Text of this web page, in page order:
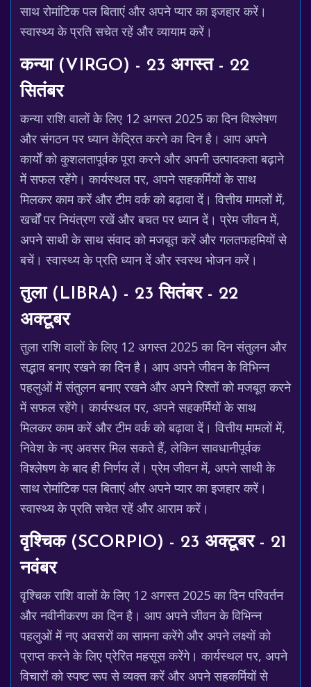
साथ रोमांटिक पल बिताएं और अपने प्यार का इजहार करें।
स्वास्थ्य के प्रति सचेत रहें और व्यायाम करें।
कन्या (VIRGO) - 23 अगस्त - 22
सितंबर
कन्या राशि वालों के लिए 12 अगस्त 2025 का दिन विश्लेषण
और संगठन पर ध्यान केंद्रित करने का दिन है। आप अपने
कार्यों को कुशलतापूर्वक पूरा करने और अपनी उत्पादकता बढ़ाने
में सफल रहेंगे। कार्यस्थल पर, अपने सहकर्मियों के साथ
मिलकर काम करें और टीम वर्क को बढ़ावा दें। वित्तीय मामलों में,
खर्चों पर नियंत्रण रखें और बचत पर ध्यान दें। प्रेम जीवन में,
अपने साथी के साथ संवाद को मजबूत करें और गलतफहमियों से
बचें। स्वास्थ्य के प्रति ध्यान दें और स्वस्थ भोजन करें।
तुला (LIBRA) - 23 सितंबर - 22
अक्टूबर
तुला राशि वालों के लिए 12 अगस्त 2025 का दिन संतुलन और
सद्भाव बनाए रखने का दिन है। आप अपने जीवन के विभिन्न
पहलुओं में संतुलन बनाए रखने और अपने रिश्तों को मजबूत करने
में सफल रहेंगे। कार्यस्थल पर, अपने सहकर्मियों के साथ
मिलकर काम करें और टीम वर्क को बढ़ावा दें। वित्तीय मामलों में,
निवेश के नए अवसर मिल सकते हैं, लेकिन सावधानीपूर्वक
विश्लेषण के बाद ही निर्णय लें। प्रेम जीवन में, अपने साथी के
साथ रोमांटिक पल बिताएं और अपने प्यार का इजहार करें।
स्वास्थ्य के प्रति सचेत रहें और आराम करें।
वृश्चिक (SCORPIO) - 23 अक्टूबर - 21
नवंबर
वृश्चिक राशि वालों के लिए 12 अगस्त 2025 का दिन परिवर्तन
और नवीनीकरण का दिन है। आप अपने जीवन के विभिन्न
पहलुओं में नए अवसरों का सामना करेंगे और अपने लक्ष्यों को
प्राप्त करने के लिए प्रेरित महसूस करेंगे। कार्यस्थल पर, अपने
विचारों को स्पष्ट रूप से व्यक्त करें और अपने सहकर्मियों से